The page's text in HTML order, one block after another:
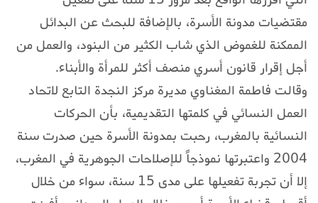
مقتضيات مدونة الأسرة، بالإضافة للبحث عن البدائل
الممكنة للغموض الذي شاب الكثير من البنود، والعمل من
أجل إقرار قانون أسري منصف أكثر للمرأة والأبناء.
وقالت فاطمة المغناوي مديرة مركز النجدة التابع لاتحاد
العمل النسائي في كلمتها التقديمية، بأن الحركات
النسائية بالمغرب، رحبت بمدونة الأسرة حين صدرت سنة
2004 واعتبرتها نموذجاً للإصلاحات الجوهرية في المغرب،
إلا أن تجربة تفعيلها على مدى 15 سنة، سواء من خلال